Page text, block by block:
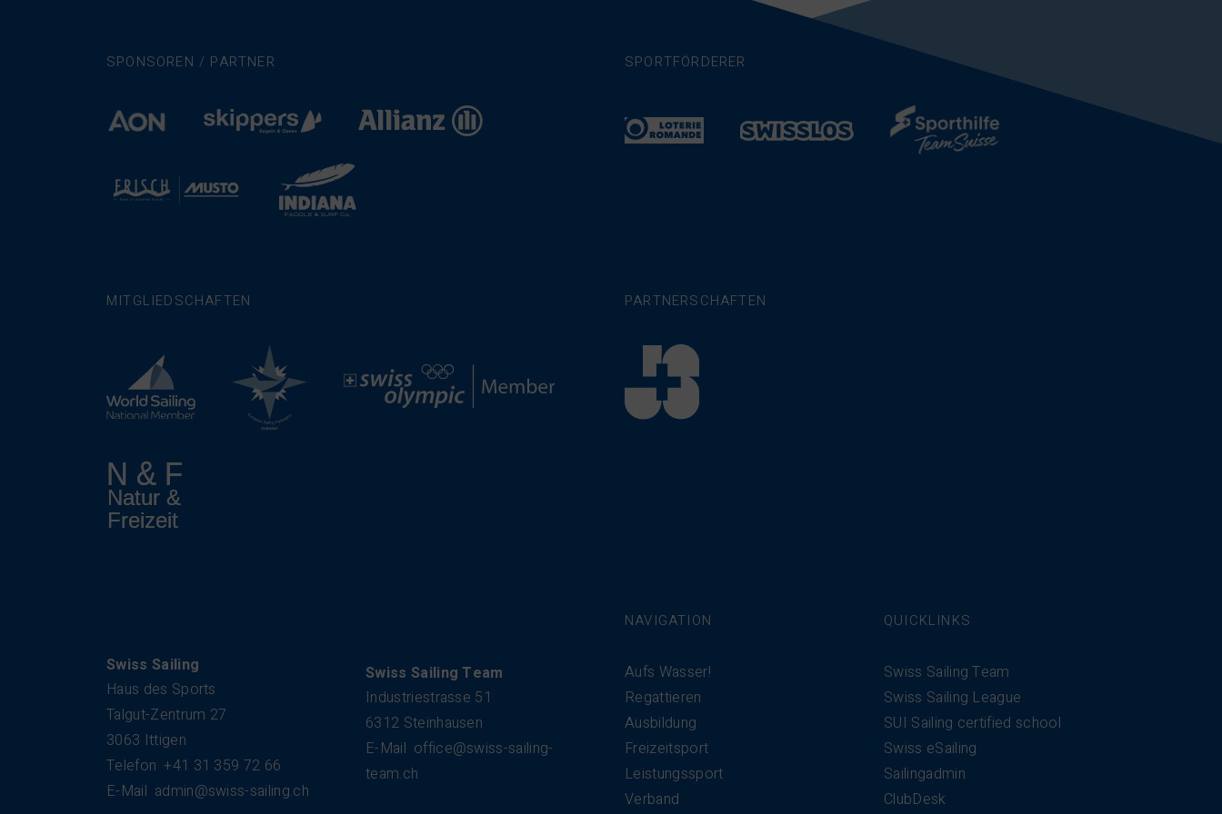
SPONSOREN / PARTNER SPORTFÖRDERER
MITGLIEDSCHAFTEN PARTNERSCHAFTEN
Swiss Sailing
Haus des Sports
Talgut-Zentrum 27
3063 Ittigen
Telefon +41 31 359 72 66
E-Mail admin@swiss-sailing.ch
Swiss Sailing Team
Industriestrasse 51
6312 Steinhausen
E-Mail office@swiss-sailing-
team.ch
NAVIGATION
Aufs Wasser!
Regattieren
Ausbildung
Freizeitsport
Leistungssport
Verband
QUICKLINKS
Swiss Sailing Team
Swiss Sailing League
SUI Sailing certified school
Swiss eSailing
Sailingadmin
ClubDesk